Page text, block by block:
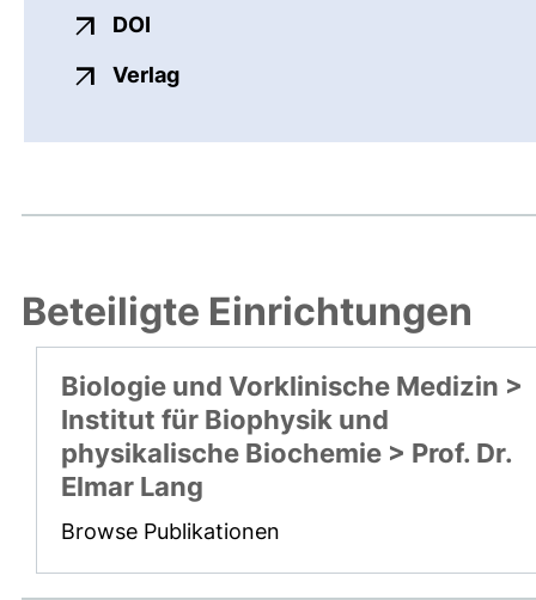
DOI
Verlagexterner Link, öffnet neues
Beteiligte Einrichtungen
Biologie und Vorklinische Medizin >
Institut für Biophysik und
physikalische Biochemie > Prof. Dr.
Elmar Lang
Browse Publikationen